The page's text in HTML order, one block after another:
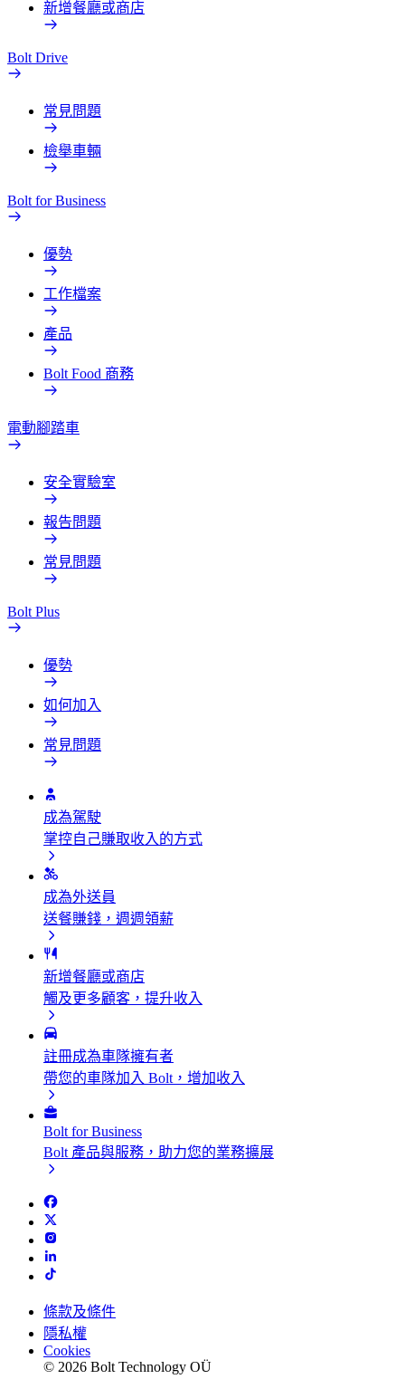
新增餐廳或商店
Bolt Drive
常見問題
檢舉車輛
Bolt for Business
優勢
工作檔案
產品
Bolt Food 商務
電動腳踏車
安全實驗室
報告問題
常見問題
Bolt Plus
優勢
如何加入
常見問題
成為駕駛
掌控自己賺取收入的方式
成為外送員
送餐賺錢，週週領薪
新增餐廳或商店
觸及更多顧客，提升收入
註冊成為車隊擁有者
帶您的車隊加入 Bolt，增加收入
Bolt for Business
Bolt 產品與服務，助力您的業務擴展
條款及條件
隱私權
Cookies
© 2026 Bolt Technology OÜ